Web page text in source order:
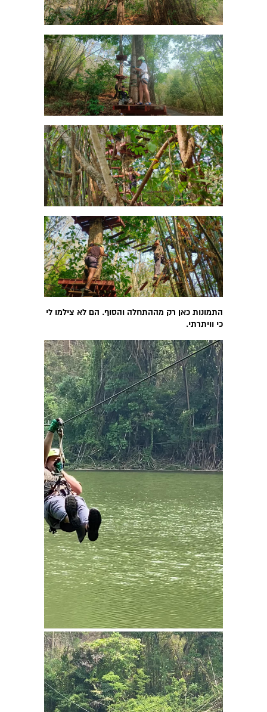
התמונות כאן רק מההתחלה והסוף. הם לא צילמו לי
כי וויתרתי.